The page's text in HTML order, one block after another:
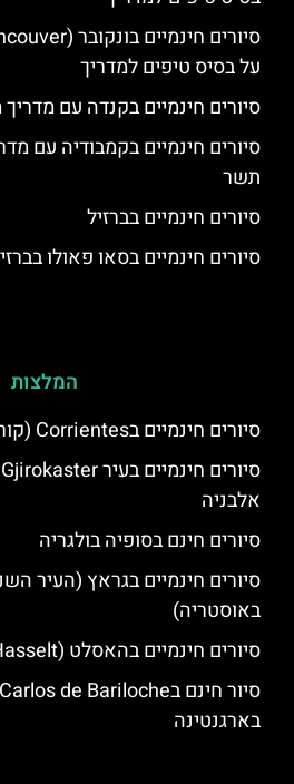
על בסיס טיפים למדריך
סיורים חינמיים בקנדה עם
סיורים חינמיים בקמבודיה עם
תשר
סיורים חינמיים בברזיל
סיורים חינמיים בסאו פאולו
המלצות
סיורים חינמיים בCorrientes (קוריינטס) בארגנטינה
אלבניה
סיורים חינם בסופיה בולגריה
סיורים חינמיים בגראץ (העיר
באוסטריה)
סיורים חינמיים בהאסלט (Hasselt) בלגיה
בארגנטינה